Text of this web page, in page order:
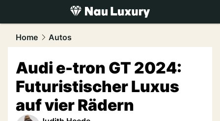
luxury.NAU.ch
Home Autos
Audi e-tron GT 2024:
Futuristischer Luxus
auf vier Rädern